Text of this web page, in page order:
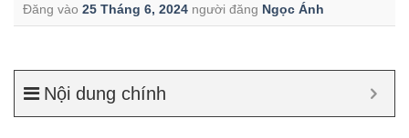
Đăng vào 25 Tháng 6, 2024 người đăng Ngọc Ánh
Nội dung chính